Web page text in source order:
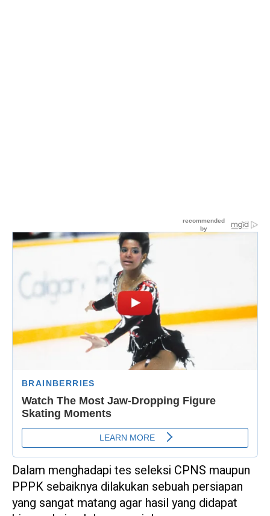
Dalam menghadapi tes seleksi CPNS maupun
PPPK sebaiknya dilakukan sebuah persiapan
yang sangat matang agar hasil yang didapat